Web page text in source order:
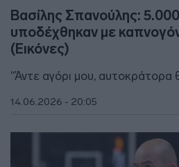
Βασίλης Σπανούλης:
υποδέχθηκαν με
(Εικόνες)
“Άντε αγόρι μου, αυτοκράτορα
14.06.2026 - 20:05